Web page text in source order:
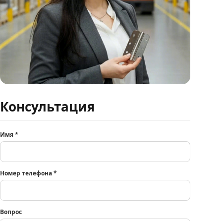
Консультация
Имя*
Номер телефона*
Вопрос